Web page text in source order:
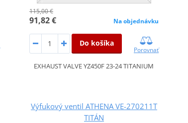
115,00 €
91,82 € Na objednávku
Do košíka
Porovnať
EXHAUST VALVE YZ450F 23-24 TITANIUM
Výfukový ventil ATHENA VE-270211T
TITÁN